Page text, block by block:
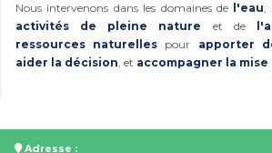
Nous intervenons dans les domaines de
l'eau,
activités de pleine nature et de
ressources naturelles pour apporter
aider la décision, et accompagner la
Adresse :